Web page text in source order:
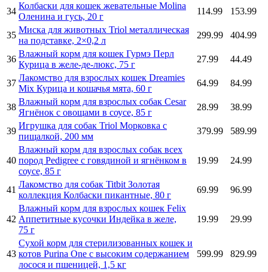
34
Колбаски для кошек жевательные Molina
Оленина и гусь, 20 г
114.99 153.99
35
Миска для животных Triol металлическая
на подставке, 2×0,2 л
299.99 404.99
36
Влажный корм для кошек Гурмэ Перл
Курица в желе-де-люкс, 75 г
27.99 44.49
37
Лакомство для взрослых кошек Dreamies
Mix Курица и кошачья мята, 60 г
64.99 84.99
38
Влажный корм для взрослых собак Cesar
Ягнёнок с овощами в соусе, 85 г
28.99 38.99
39
Игрушка для собак Triol Морковка с
пищалкой, 200 мм
379.99 589.99
40
Влажный корм для взрослых собак всех
пород Pedigree с говядиной и ягнёнком в
соусе, 85 г
19.99 24.99
41
Лакомство для собак Titbit Золотая
коллекция Колбаски пикантные, 80 г
69.99 96.99
42
Влажный корм для взрослых кошек Felix
Аппетитные кусочки Индейка в желе,
75 г
19.99 29.99
43
Сухой корм для стерилизованных кошек и
котов Purina One с высоким содержанием
лосося и пшеницей, 1,5 кг
599.99 829.99